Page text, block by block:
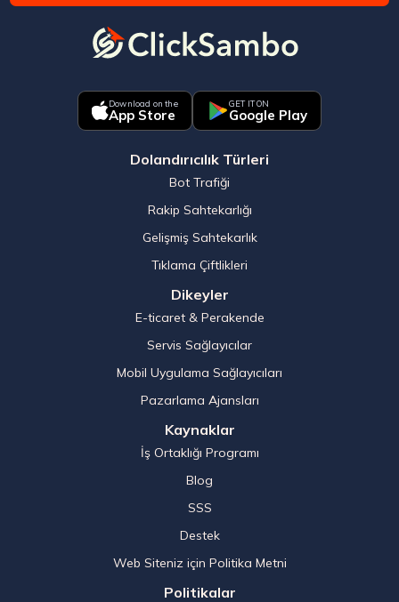
Download on the
App Store
GET IT ON
Google Play
Dolandırıcılık Türleri
Bot Trafiği
Rakip Sahtekarlığı
Gelişmiş Sahtekarlık
Tıklama Çiftlikleri
Dikeyler
E-ticaret & Perakende
Servis Sağlayıcılar
Mobil Uygulama Sağlayıcıları
Pazarlama Ajansları
Kaynaklar
İş Ortaklığı Programı
Blog
SSS
Destek
Web Siteniz için Politika Metni
Politikalar